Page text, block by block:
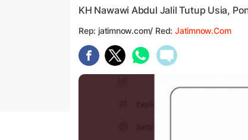
KH Nawawi Abdul Jalil Tutup Usia,
Rep: jatimnow.com/ Red: Jatimnow.com